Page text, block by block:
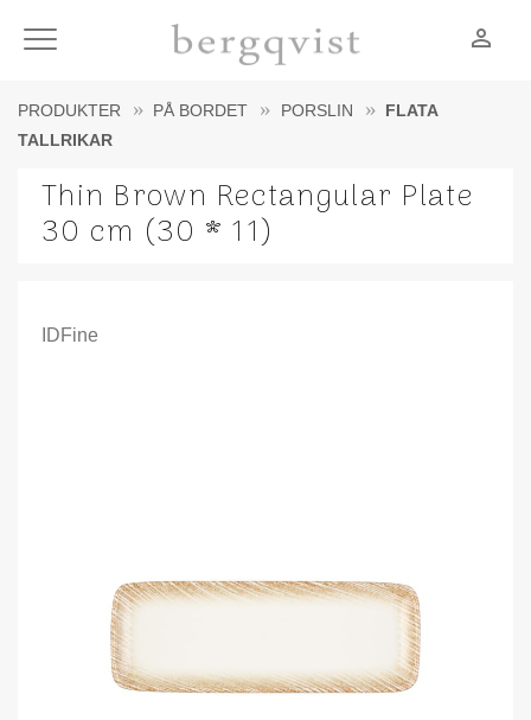
Meny person_outline
PRODUKTER PÅ BORDET PORSLIN
FLATA
TALLRIKAR
Thin Brown Rectangular Plate
30 cm (30 * 11)
IDFine